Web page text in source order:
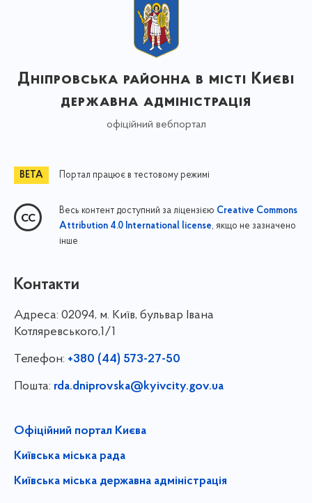
Дніпровська районна в місті Києві
державна адміністрація
офіційний вебпортал
Портал працює в тестовому режимі
Весь контент доступний за ліцензією Creative Commons
Attribution 4.0 International license, якщо не зазначено
інше
Контакти
Адреса: 02094, м. Київ, бульвар Івана
Котляревського,1/1
Телефон: +380 (44) 573-27-50
Пошта: rda.dniprovska@kyivcity.gov.ua
Офіційний портал Києва
Київська міська рада
Київська міська державна адміністрація